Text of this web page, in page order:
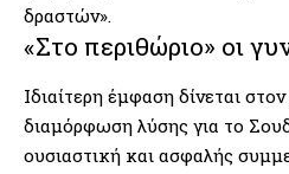
δραστών».
«Στο περιθώριο» οι
Ιδιαίτερη έμφαση δίνεται
διαμόρφωση λύσης για το
ουσιαστική και ασφαλής